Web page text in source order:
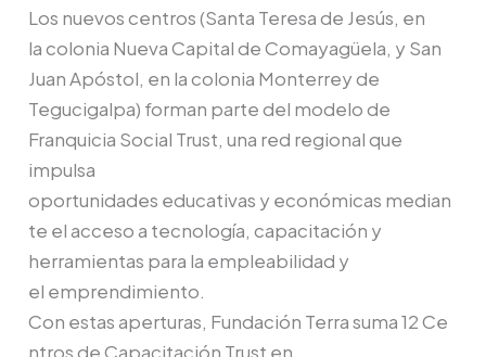
Los nuevos centros (Santa Teresa de Jesús, en
la colonia Nueva Capital de Comayagüela, y San
Juan Apóstol, en la colonia Monterrey de
Tegucigalpa) forman parte del modelo de
Franquicia Social Trust, una red regional que
impulsa
oportunidades educativas y económicas median
te el acceso a tecnología, capacitación y
herramientas para la empleabilidad y
el emprendimiento.
Con estas aperturas, Fundación Terra suma 12 Ce
ntros de Capacitación Trust en